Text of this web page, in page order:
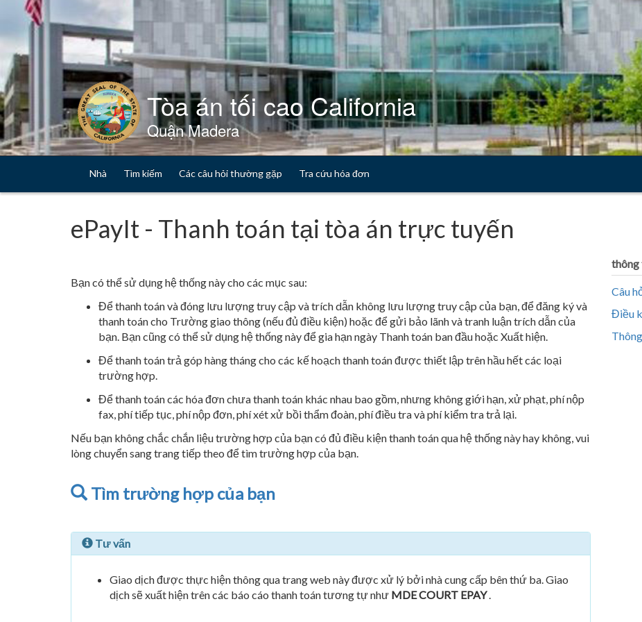
Content
Tòa án tối cao California
Quận Madera
Nhà Tìm kiếm Các câu hỏi thường gặp Tra cứu hóa đơn
ePayIt - Thanh toán tại tòa án trực tuyến
Bạn có thể sử dụng hệ thống này cho các mục sau:
Để thanh toán và đóng lưu lượng truy cập và trích dẫn không lưu lượng truy cập của bạn, để đăng ký và
thanh toán cho Trường giao thông (nếu đủ điều kiện) hoặc để gửi bảo lãnh và tranh luận trích dẫn của
bạn. Bạn cũng có thể sử dụng hệ thống này để gia hạn ngày Thanh toán ban đầu hoặc Xuất hiện.
Để thanh toán trả góp hàng tháng cho các kế hoạch thanh toán được thiết lập trên hầu hết các loại
trường hợp.
Để thanh toán các hóa đơn chưa thanh toán khác nhau bao gồm, nhưng không giới hạn, xử phạt, phí nộp
fax, phí tiếp tục, phí nộp đơn, phí xét xử bồi thẩm đoàn, phí điều tra và phí kiểm tra trả lại.
Nếu bạn không chắc chắn liệu trường hợp của bạn có đủ điều kiện thanh toán qua hệ thống này hay không, vui
lòng chuyển sang trang tiếp theo để tìm trường hợp của bạn.
Tìm trường hợp của bạn
Tư vấn
Giao dịch được thực hiện thông qua trang web này được xử lý bởi nhà cung cấp bên thứ ba. Giao
dịch sẽ xuất hiện trên các báo cáo thanh toán tương tự như MDE COURT EPAY.
thông
Câu
Điều